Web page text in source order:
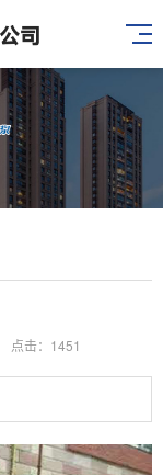
点击：1451